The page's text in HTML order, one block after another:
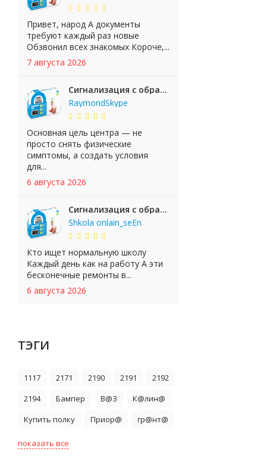
Привет, народ А документы
требуют каждый раз новые
Обзвонил всех знакомых Короче,...
7 августа 2026
Сигнализация с обратной связью StarLine E65 BT 2CAN+LIN
RaymondSkype
Основная цель центра — не
просто снять физические
симптомы, а создать условия
для...
6 августа 2026
Сигнализация с обратной связью StarLine E65 BT 2CAN+LIN
Shkola onlain_seEn
Кто ищет нормальную школу
Каждый день как на работу А эти
бесконечные ремонты в...
6 августа 2026
ТЭГИ
1117 2171 2190 2191
2192
2194
Бампер В@З
К@лин@
Купить полку
Приор@ гр@нт@
показать все